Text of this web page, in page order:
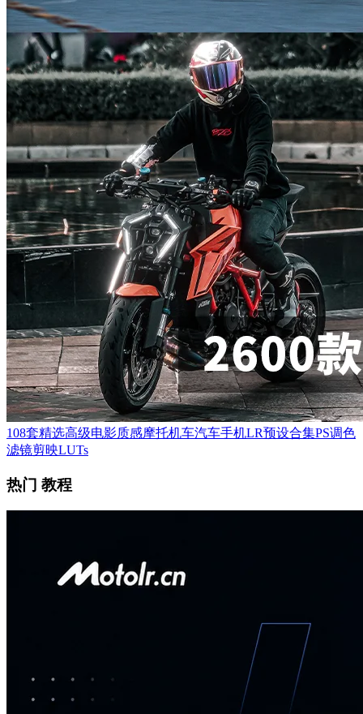
108套精选高级电影质感摩托机车汽车手机LR预设合集PS调色
滤镜剪映LUTs
热门 教程